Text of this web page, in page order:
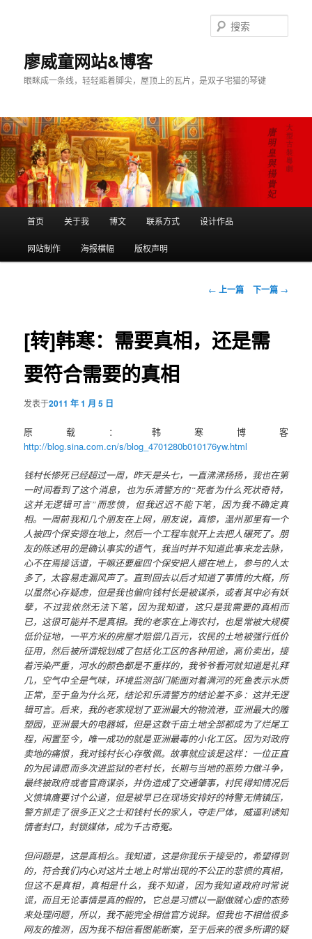
廖威童网站&博客
眼眯成一条线，轻轻踮着脚尖，屋顶上的瓦片，是双子宅猫的琴键
索
跳
至
容
区
域
首页 关于我 博文 联系方式 设计作品
网站制作 海报横幅 版权声明
文
航
← 上一篇 下一篇 →
[转]韩寒：需要真相，还是需
要符合需要的真相
发表于2011 年 1 月 5 日
原载：韩寒博客
http://blog.sina.com.cn/s/blog_4701280b010176yw.html
钱村长惨死已经超过一周，昨天是头七，一直沸沸扬扬，我也在第
一时间看到了这个消息，也为乐清警方的“死者为什么死状奇特，
这并无逻辑可言”而悲愤，但我迟迟不能下笔，因为我不确定真
相。一周前我和几个朋友在上网，朋友说，真惨，温州那里有一个
人被四个保安摁在地上，然后一个工程车就开上去把人碾死了。朋
友的陈述用的是确认事实的语气，我当时并不知道此事来龙去脉，
心不在焉接话道，干嘛还要雇四个保安把人摁在地上，参与的人太
多了，太容易走漏风声了。直到回去以后才知道了事情的大概，所
以虽然心存疑虑，但是我也偏向钱村长是被谋杀，或者其中必有妖
孽，不过我依然无法下笔，因为我知道，这只是我需要的真相而
已，这很可能并不是真相。我的老家在上海农村，也是常被大规模
低价征地，一平方米的房屋才赔偿几百元，农民的土地被强行低价
征用，然后被所谓规划成了包括化工区的各种用途，高价卖出，接
着污染严重，河水的颜色都是不重样的，我爷爷看河就知道是礼拜
几，空气中全是气味，环境监测部门能面对着满河的死鱼表示水质
正常，至于鱼为什么死，结论和乐清警方的结论差不多：这并无逻
辑可言。后来，我的老家规划了亚洲最大的物流港，亚洲最大的雕
塑园，亚洲最大的电器城，但是这数千亩土地全部都成为了烂尾工
程，闲置至今，唯一成功的就是亚洲最毒的小化工区。因为对政府
卖地的痛恨，我对钱村长心存敬佩。故事就应该是这样：一位正直
的为民请愿而多次进监狱的老村长，长期与当地的恶势力做斗争，
最终被政府或者官商谋杀，并伪造成了交通肇事，村民得知情况后
义愤填膺要讨个公道，但是被早已在现场安排好的特警无情镇压，
警方抓走了很多正义之士和钱村长的家人，夺走尸体，威逼利诱知
情者封口，封锁媒体，成为千古奇冤。
但问题是，这是真相么。我知道，这是你我乐于接受的，希望得到
的，符合我们内心对这片土地上时常出现的不公正的悲愤的真相，
但这不是真相，真相是什么，我不知道，因为我知道政府时常说
谎，而且无论事情是真的假的，它总是习惯以一副做贼心虚的态势
来处理问题，所以，我不能完全相信官方说辞。但我也不相信很多
网友的推测，因为我不相信看图能断案，至于后来的很多所谓的疑